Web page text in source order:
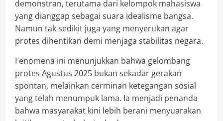
demonstran, terutama dari kelompok mahasiswa
yang dianggap sebagai suara idealisme bangsa.
Namun tak sedikit juga yang menyerukan agar
protes dihentikan demi menjaga stabilitas negara.
Fenomena ini menunjukkan bahwa gelombang
protes Agustus 2025 bukan sekadar gerakan
spontan, melainkan cerminan ketegangan sosial
yang telah menumpuk lama. Ia menjadi penanda
bahwa masyarakat kini lebih berani menyuarakan